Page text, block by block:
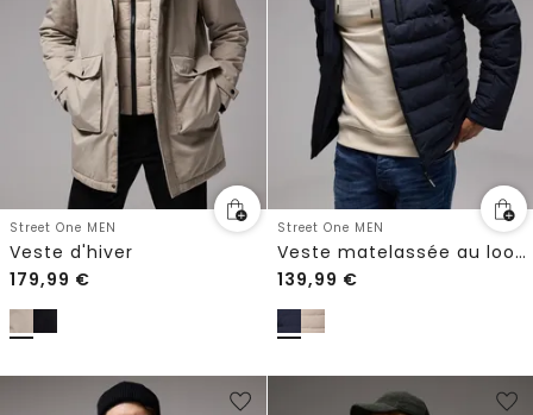
Street One MEN
Veste d'hiver
179,99 €
Street One MEN
Veste matelassée au look biker
139,99 €